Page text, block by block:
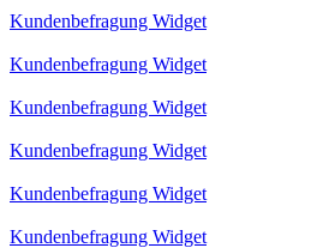
Kundenbefragung Widget
Kundenbefragung Widget
Kundenbefragung Widget
Kundenbefragung Widget
Kundenbefragung Widget
Kundenbefragung Widget